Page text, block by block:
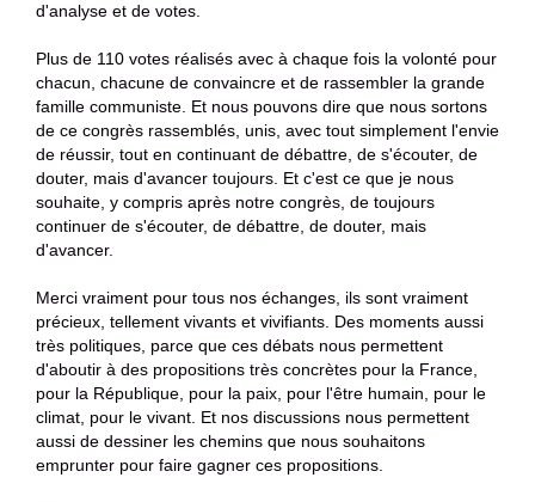
d'analyse et de votes.
Plus de 110 votes réalisés avec à chaque fois la volonté pour
chacun, chacune de convaincre et de rassembler la grande
famille communiste. Et nous pouvons dire que nous sortons
de ce congrès rassemblés, unis, avec tout simplement l'envie
de réussir, tout en continuant de débattre, de s'écouter, de
douter, mais d'avancer toujours. Et c'est ce que je nous
souhaite, y compris après notre congrès, de toujours
continuer de s'écouter, de débattre, de douter, mais
d'avancer.
Merci vraiment pour tous nos échanges, ils sont vraiment
précieux, tellement vivants et vivifiants. Des moments aussi
très politiques, parce que ces débats nous permettent
d'aboutir à des propositions très concrètes pour la France,
pour la République, pour la paix, pour l'être humain, pour le
climat, pour le vivant. Et nos discussions nous permettent
aussi de dessiner les chemins que nous souhaitons
emprunter pour faire gagner ces propositions.